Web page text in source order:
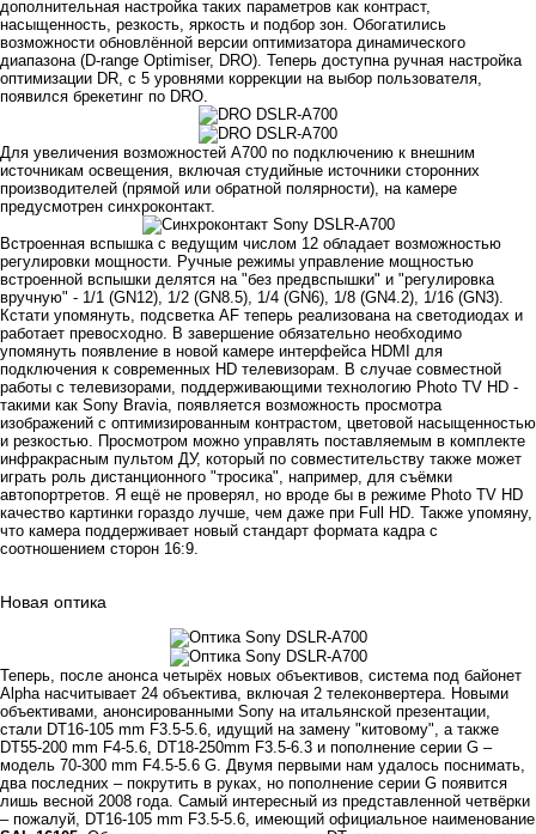
дополнительная настройка таких параметров как контраст,
насыщенность, резкость, яркость и подбор зон. Обогатились
возможности обновлённой версии оптимизатора динамического
диапазона (D-range Optimiser, DRO). Теперь доступна ручная настройка
оптимизации DR, с 5 уровнями коррекции на выбор пользователя,
появился брекетинг по DRO.
Для увеличения возможностей A700 по подключению к внешним
источникам освещения, включая студийные источники сторонних
производителей (прямой или обратной полярности), на камере
предусмотрен синхроконтакт.
Встроенная вспышка с ведущим числом 12 обладает возможностью
регулировки мощности. Ручные режимы управление мощностью
встроенной вспышки делятся на "без предвспышки" и "регулировка
вручную" - 1/1 (GN12), 1/2 (GN8.5), 1/4 (GN6), 1/8 (GN4.2), 1/16 (GN3).
Кстати упомянуть, подсветка AF теперь реализована на светодиодах и
работает превосходно. В завершение обязательно необходимо
упомянуть появление в новой камере интерфейса HDMI для
подключения к современных HD телевизорам. В случае совместной
работы с телевизорами, поддерживающими технологию Photo TV HD -
такими как Sony Bravia, появляется возможность просмотра
изображений с оптимизированным контрастом, цветовой насыщенностью
и резкостью. Просмотром можно управлять поставляемым в комплекте
инфракрасным пультом ДУ, который по совместительству также может
играть роль дистанционного "тросика", например, для съёмки
автопортретов. Я ещё не проверял, но вроде бы в режиме Photo TV HD
качество картинки гораздо лучше, чем даже при Full HD. Также упомяну,
что камера поддерживает новый стандарт формата кадра с
соотношением сторон 16:9.
Новая оптика
Теперь, после анонса четырёх новых объективов, система под байонет
Alpha насчитывает 24 объектива, включая 2 телеконвертера. Новыми
объективами, анонсированными Sony на итальянской презентации,
стали DT16-105 mm F3.5-5.6, идущий на замену "китовому", а также
DT55-200 mm F4-5.6, DT18-250mm F3.5-6.3 и пополнение серии G –
модель 70-300 mm F4.5-5.6 G. Двумя первыми нам удалось поснимать,
два последних – покрутить в руках, но пополнение серии G появится
лишь весной 2008 года. Самый интересный из представленной четвёрки
– пожалуй, DT16-105 mm F3.5-5.6, имеющий официальное наименование